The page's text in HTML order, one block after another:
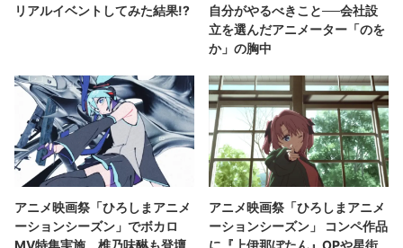
リアルイベントしてみた結果!?
自分がやるべきこと──会社設
立を選んだアニメーター「のを
か」の胸中
アニメ映画祭「ひろしまアニメ
ーションシーズン」でボカロ
MV特集実施 椎乃味醂も登壇
アニメ映画祭「ひろしまアニメ
ーションシーズン」 コンペ作品
に『上伊那ぼたん』OPや星街